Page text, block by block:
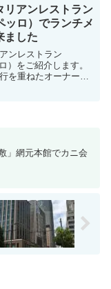
るクンテープのラン
介し...
リアンレストラン
ッロ）でランチメ
ました
ンレストラン
）をご紹介します。
を重ねたオーナーシ
」網元本館でカニ会